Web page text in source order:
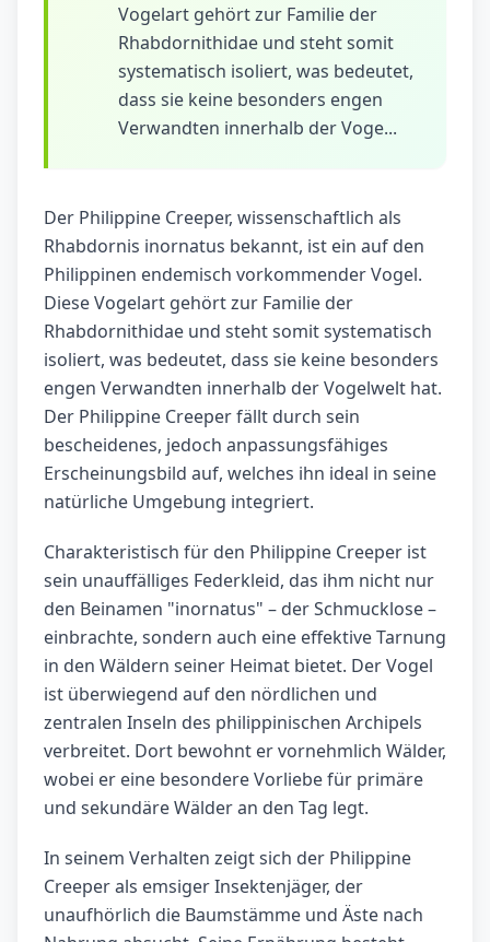
Vogelart gehört zur Familie der
Rhabdornithidae und steht somit
systematisch isoliert, was bedeutet,
dass sie keine besonders engen
Verwandten innerhalb der Voge...
Der Philippine Creeper, wissenschaftlich als
Rhabdornis inornatus bekannt, ist ein auf den
Philippinen endemisch vorkommender Vogel.
Diese Vogelart gehört zur Familie der
Rhabdornithidae und steht somit systematisch
isoliert, was bedeutet, dass sie keine besonders
engen Verwandten innerhalb der Vogelwelt hat.
Der Philippine Creeper fällt durch sein
bescheidenes, jedoch anpassungsfähiges
Erscheinungsbild auf, welches ihn ideal in seine
natürliche Umgebung integriert.
Charakteristisch für den Philippine Creeper ist
sein unauffälliges Federkleid, das ihm nicht nur
den Beinamen "inornatus" – der Schmucklose –
einbrachte, sondern auch eine effektive Tarnung
in den Wäldern seiner Heimat bietet. Der Vogel
ist überwiegend auf den nördlichen und
zentralen Inseln des philippinischen Archipels
verbreitet. Dort bewohnt er vornehmlich Wälder,
wobei er eine besondere Vorliebe für primäre
und sekundäre Wälder an den Tag legt.
In seinem Verhalten zeigt sich der Philippine
Creeper als emsiger Insektenjäger, der
unaufhörlich die Baumstämme und Äste nach